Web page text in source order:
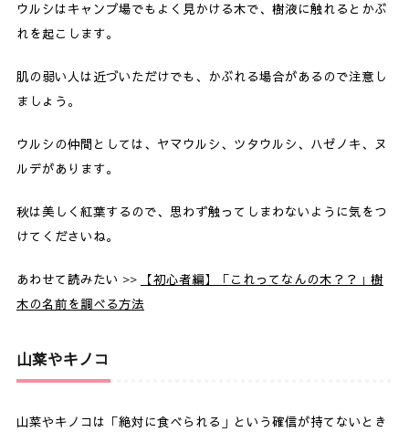
ウルシはキャンプ場でもよく見かける木で、樹液に触れるとかぶ
れを起こします。
肌の弱い人は近づいただけでも、かぶれる場合があるので注意し
ましょう。
ウルシの仲間としては、ヤマウルシ、ツタウルシ、ハゼノキ、ヌ
ルデがあります。
秋は美しく紅葉するので、思わず触ってしまわないように気をつ
けてくださいね。
あわせて読みたい >>
【初心者編】「これってなんの木？？」樹
木の名前を調べる方法
山菜やキノコ
山菜やキノコは「絶対に食べられる」という確信が持てないとき